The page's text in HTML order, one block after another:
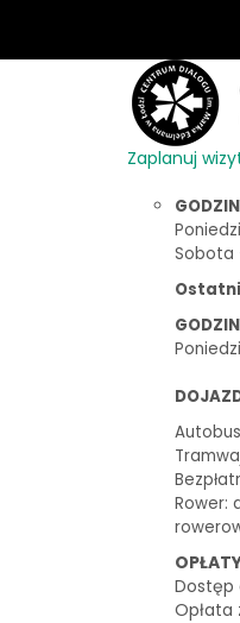
Zaplanuj
Sobota
Rower:
Dostęp
Opłata